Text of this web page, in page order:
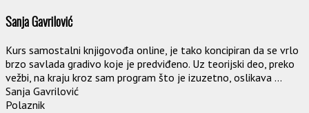
Sanja Gavrilović
Kurs samostalni knjigovođa online, je tako koncipiran da se vrlo
brzo savlada gradivo koje je predviđeno. Uz teorijski deo, preko
vežbi, na kraju kroz sam program što je izuzetno, oslikava ...
Sanja Gavrilović
Polaznik